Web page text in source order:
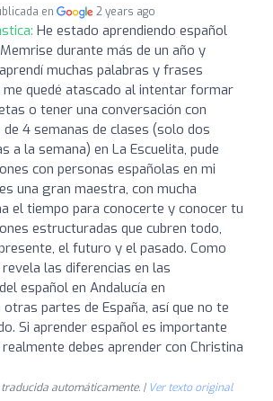
en 2 years ago
He estado aprendiendo español
durante más de un año y
muchas palabras y frases
quedé atascado al intentar formar
o tener una conversación con
de 4 semanas de clases (solo dos
a la semana) en La Escuelita, pude
con personas españolas en mi
una gran maestra, con mucha
el tiempo para conocerte y conocer tu
estructuradas que cubren todo,
el futuro y el pasado. Como
las diferencias en las
español en Andalucía en
partes de España, así que no te
Si aprender español es importante
debes aprender con Christina
automáticamente. | Ver texto original